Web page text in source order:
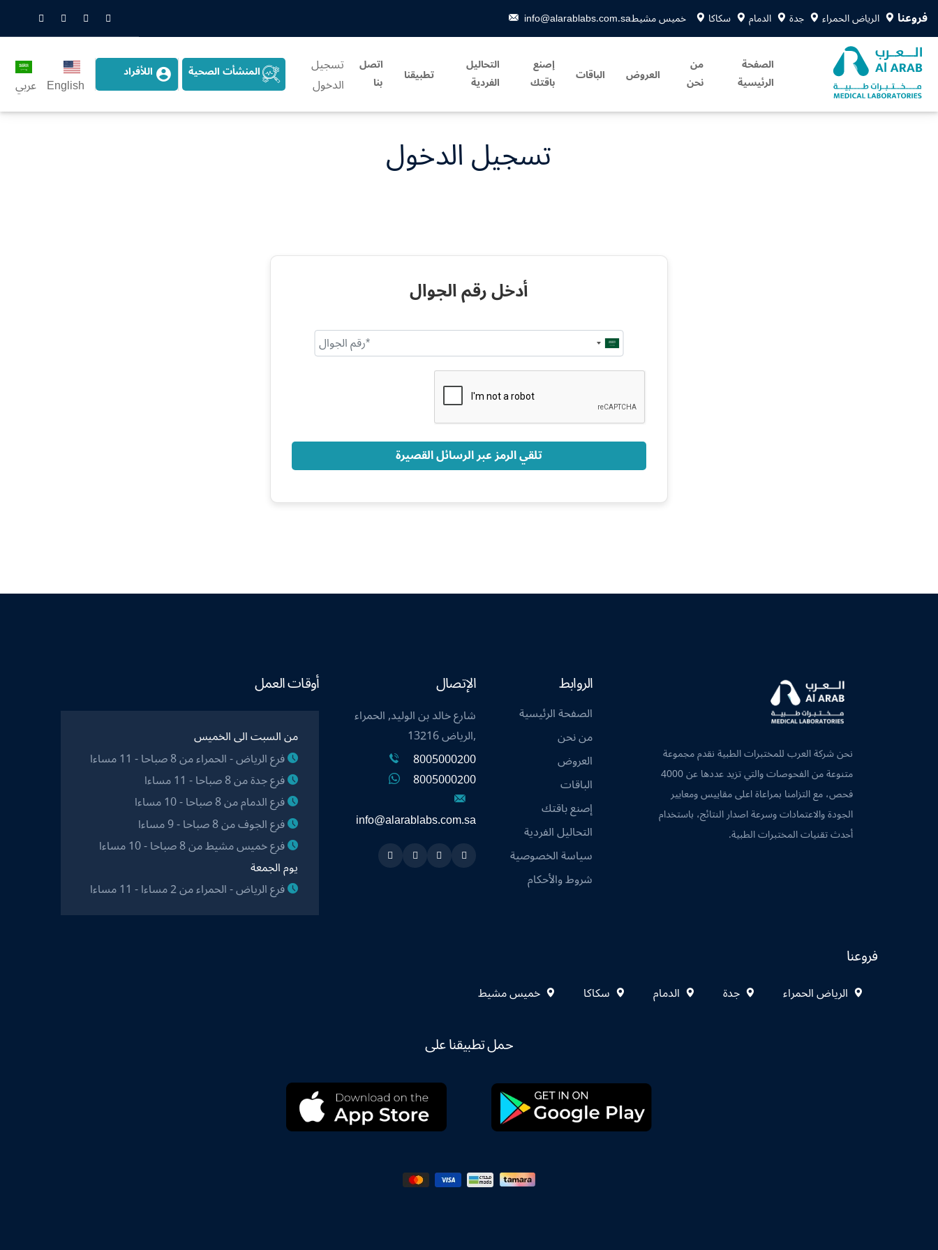
فروعنا الرياض الحمراء جدة الدمام سكاكا خميس مشيطinfo@alarablabs.com.sa
Snapchat
Twitter
LinkedIn
الصفحة
الرئيسية
من
نحن العروض الباقات إصنع
باقتك
التحاليل
الفردية تطبيقنا اتصل
بنا
تسجيل
الدخول
المنشأت الصحية اللأفراد
English عربي
تسجيل الدخول
أدخل رقم الجوال
Saudi
Arabia
تلقي الرمز عبر الرسائل القصيرة
نحن شركة العرب للمختبرات الطبية نقدم مجموعة
متنوعة من الفحوصات والتي تزيد عددها عن 4000
فحص، مع التزامنا بمراعاة اعلى مقاييس ومعايير
الجودة والاعتمادات وسرعة اصدار النتائج، باستخدام
أحدث تقنيات المختبرات الطبية.
الروابط
الصفحة الرئيسية
من نحن
العروض
الباقات
إصنع باقتك
التحاليل الفردية
سياسة الخصوصية
شروط والأحكام
الإتصال
شارع خالد بن الوليد, الحمراء
,الرياض 13216
8005000200
8005000200
info@alarablabs.com.sa
Snapchat
Twitter
Linkedin
Instagram
أوقات العمل
من السبت الى الخميس
فرع الرياض - الحمراء من 8 صباحا - 11 مساءا
فرع جدة من 8 صباحا - 11 مساءا
فرع الدمام من 8 صباحا - 10 مساءا
فرع الجوف من 8 صباحا - 9 مساءا
فرع خميس مشيط من 8 صباحا - 10 مساءا
يوم الجمعة
فرع الرياض - الحمراء من 2 مساءا - 11 مساءا
فروعنا
الرياض الحمراء جدة الدمام سكاكا خميس مشيط
حمل تطبيقنا على